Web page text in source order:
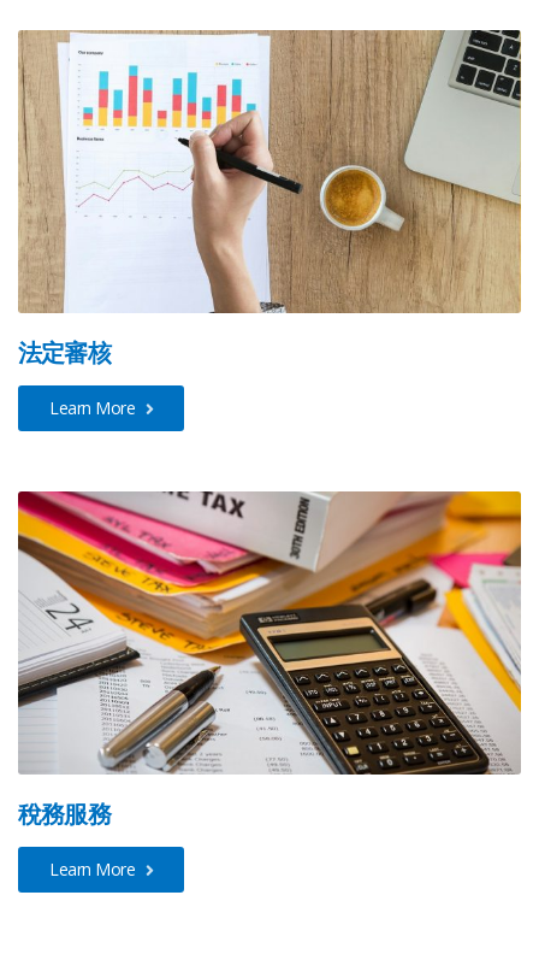
法定審核
Learn More
稅務服務
Learn More